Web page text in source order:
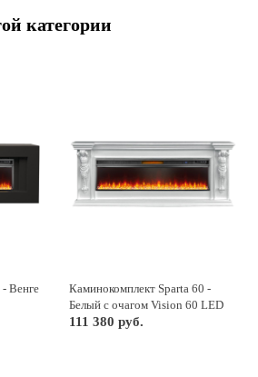
категории
Венге
Каминокомплект Sparta 60 -
Белый с очагом Vision 60 LED
111 380 руб.